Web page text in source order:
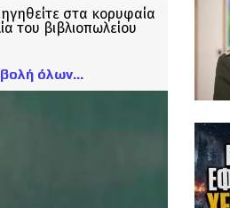
στα κορυφαία
του βιβλιοπωλείου
όλων